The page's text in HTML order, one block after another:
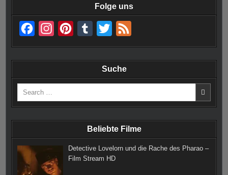
Folge uns
c
b
o
o
s
g
r
n
r
e
t
m
r
i
t
e
r
e
Suche
Beliebte Filme
Detective Lovelorn und die Rache des Pharao –
Film Stream HD